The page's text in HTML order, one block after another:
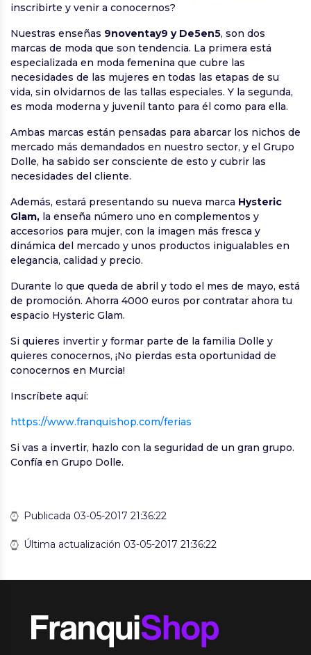
inscribirte y venir a conocernos?
Nuestras enseñas 9noventay9 y De5en5, son dos
marcas de moda que son tendencia. La primera está
especializada en moda femenina que cubre las
necesidades de las mujeres en todas las etapas de su
vida, sin olvidarnos de las tallas especiales. Y la segunda,
es moda moderna y juvenil tanto para él como para ella.
Ambas marcas están pensadas para abarcar los nichos de
mercado más demandados en nuestro sector, y el Grupo
Dolle, ha sabido ser consciente de esto y cubrir las
necesidades del cliente.
Además, estará presentando su nueva marca Hysteric
Glam, la enseña número uno en complementos y
accesorios para mujer, con la imagen más fresca y
dinámica del mercado y unos productos inigualables en
elegancia, calidad y precio.
Durante lo que queda de abril y todo el mes de mayo, está
de promoción. Ahorra 4000 euros por contratar ahora tu
espacio Hysteric Glam.
Si quieres invertir y formar parte de la familia Dolle y
quieres conocernos, ¡No pierdas esta oportunidad de
conocernos en Murcia!
Inscríbete aquí:
https://www.franquishop.com/ferias
Si vas a invertir, hazlo con la seguridad de un gran grupo.
Confía en Grupo Dolle.
Publicada 03-05-2017 21:36:22
Última actualización 03-05-2017 21:36:22